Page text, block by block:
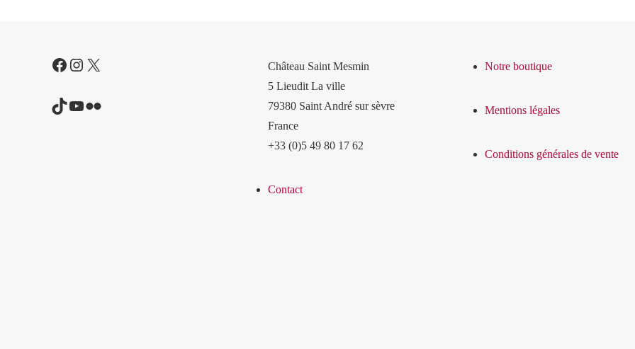
Facebook
Instagram
X
TikTok
YouTube
Flickr
Château Saint Mesmin
5 Lieudit La ville
79380 Saint André sur sèvre
France
+33 (0)5 49 80 17 62
Contact
Notre boutique
Mentions légales
Conditions générales de vente